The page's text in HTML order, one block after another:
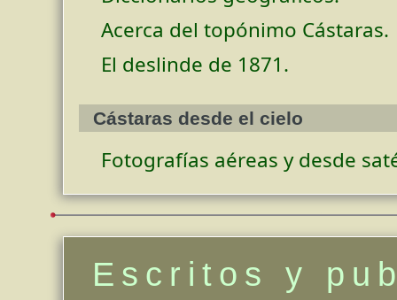
Acerca del topónimo Cástaras.
El deslinde de 1871.
Cástaras desde el cielo
Fotografías aéreas y desde
Escritos y